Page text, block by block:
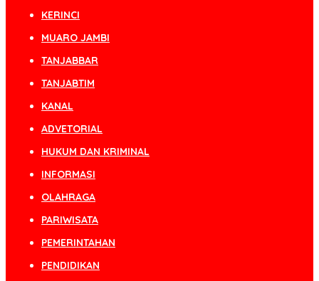
KERINCI
MUARO JAMBI
TANJABBAR
TANJABTIM
KANAL
ADVETORIAL
HUKUM DAN KRIMINAL
INFORMASI
OLAHRAGA
PARIWISATA
PEMERINTAHAN
PENDIDIKAN